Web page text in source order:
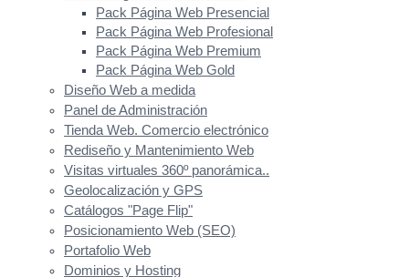
Pack Página Web Presencial
Pack Página Web Profesional
Pack Página Web Premium
Pack Página Web Gold
Diseño Web a medida
Panel de Administración
Tienda Web. Comercio electrónico
Rediseño y Mantenimiento Web
Visitas virtuales 360º panorámica..
Geolocalización y GPS
Catálogos "Page Flip"
Posicionamiento Web (SEO)
Portafolio Web
Dominios y Hosting